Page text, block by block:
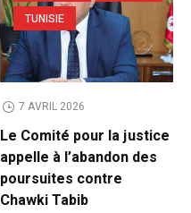
TUNISIE
7 AVRIL 2026
Le Comité pour la justice
appelle à l’abandon des
poursuites contre
Chawki Tabib